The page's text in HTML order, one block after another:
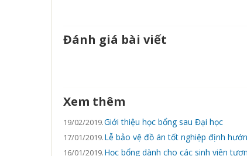
Đánh giá bài viết
Xem thêm
19/02/2019.Giới thiệu học bổng sau Đại học
17/01/2019.Lễ bảo vệ đồ án tốt nghiệp định
16/01/2019.Học bổng dành cho các sinh viên